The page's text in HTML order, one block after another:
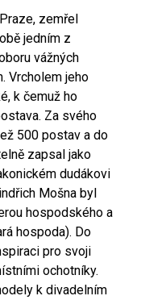
zemřel
jedním z
vážných
Vrcholem jeho
k čemuž ho
Za svého
500 postav a do
zapsal jako
dudákovi
Mošna byl
hospodského a
hospoda). Do
pro svoji
ochotníky.
k divadelním